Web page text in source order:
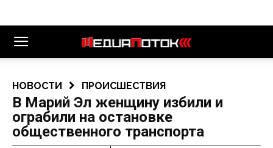
НОВОСТИ ПРОИСШЕСТВИЯ
В Марий Эл женщину избили и
ограбили на остановке
общественного транспорта